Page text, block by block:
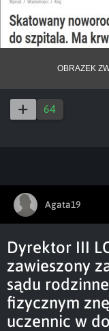
OBRAZEK
64
Agata19
Dyrektor III
zawieszony
sądu
fizycznym
uczennic w